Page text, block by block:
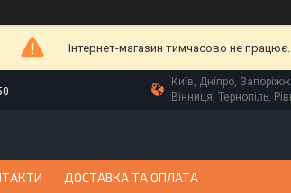
Інтернет-магазин тимчасово не працює.
Київ, Дніпро,
Вінниця, Тернопіль,
ДОСТАВКА ТА ОПЛАТА